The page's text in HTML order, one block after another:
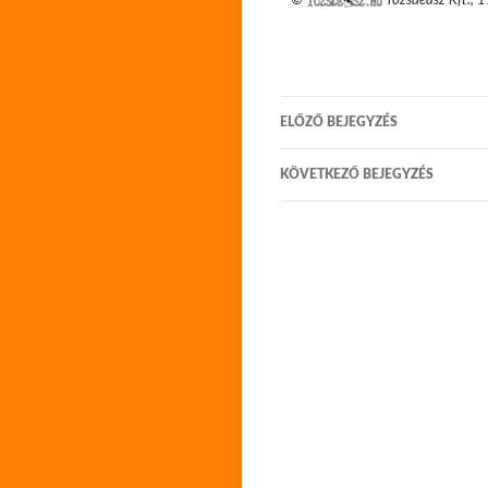
Bejegyzés
navigáció
ELŐZŐ BEJEGYZÉS
KÖVETKEZŐ BEJEGYZÉS